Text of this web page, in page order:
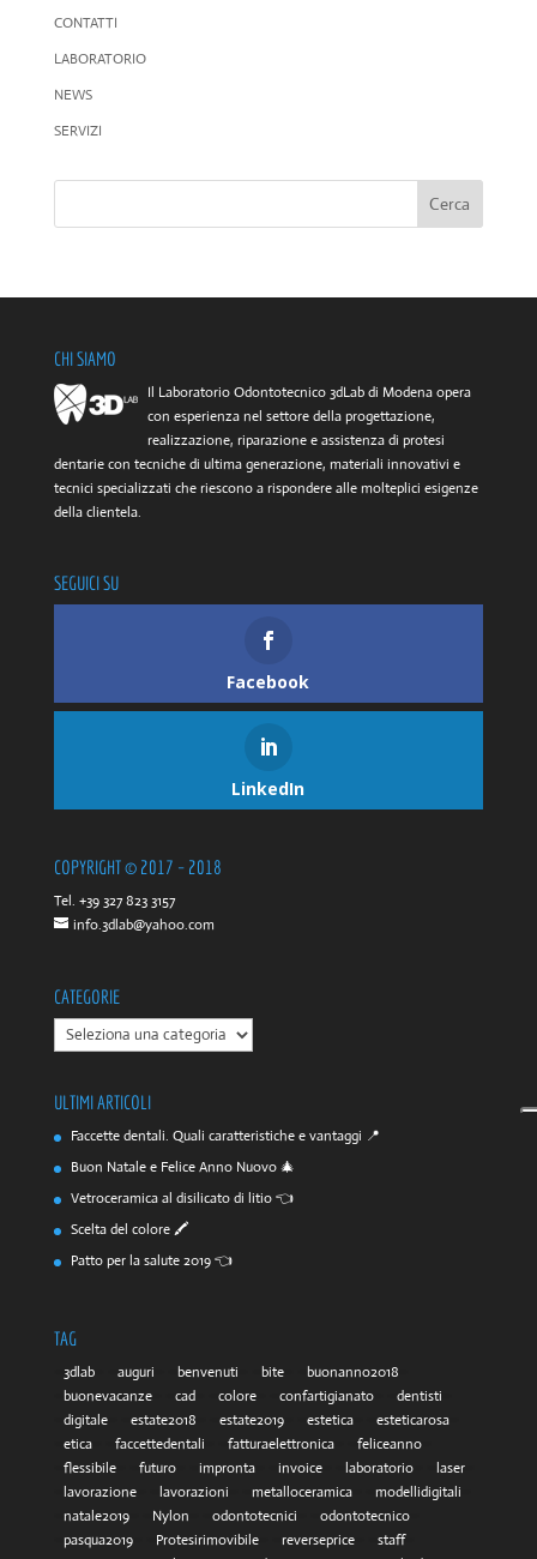
CONTATTI
LABORATORIO
NEWS
SERVIZI
CHI SIAMO
Il Laboratorio Odontotecnico 3dLab di Modena opera
con esperienza nel settore della progettazione,
realizzazione, riparazione e assistenza di protesi
dentarie con tecniche di ultima generazione, materiali innovativi e
tecnici specializzati che riescono a rispondere alle molteplici esigenze
della clientela.
SEGUICI SU
Facebook
LinkedIn
COPYRIGHT © 2017 – 2018
Tel. +39 327 823 3157
info.3dlab@yahoo.com
CATEGORIE
CATEGORIE
ULTIMI ARTICOLI
Faccette dentali. Quali caratteristiche e vantaggi 📍
Buon Natale e Felice Anno Nuovo 🎄
Vetroceramica al disilicato di litio 👈
Scelta del colore 🖍️
Patto per la salute 2019 👈
TAG
3dlab auguri benvenuti bite
buonanno2018
buonevacanze
cad colore confartigianato
dentisti
digitale
estate2018 estate2019 estetica
esteticarosa
etica
faccettedentali fatturaelettronica
feliceanno
flessibile
futuro impronta invoice laboratorio
laser
lavorazione
lavorazioni metalloceramica
modellidigitali
natale2019
Nylon odontotecnici
odontotecnico
pasqua2019
Protesirimovibile reverseprice
staff